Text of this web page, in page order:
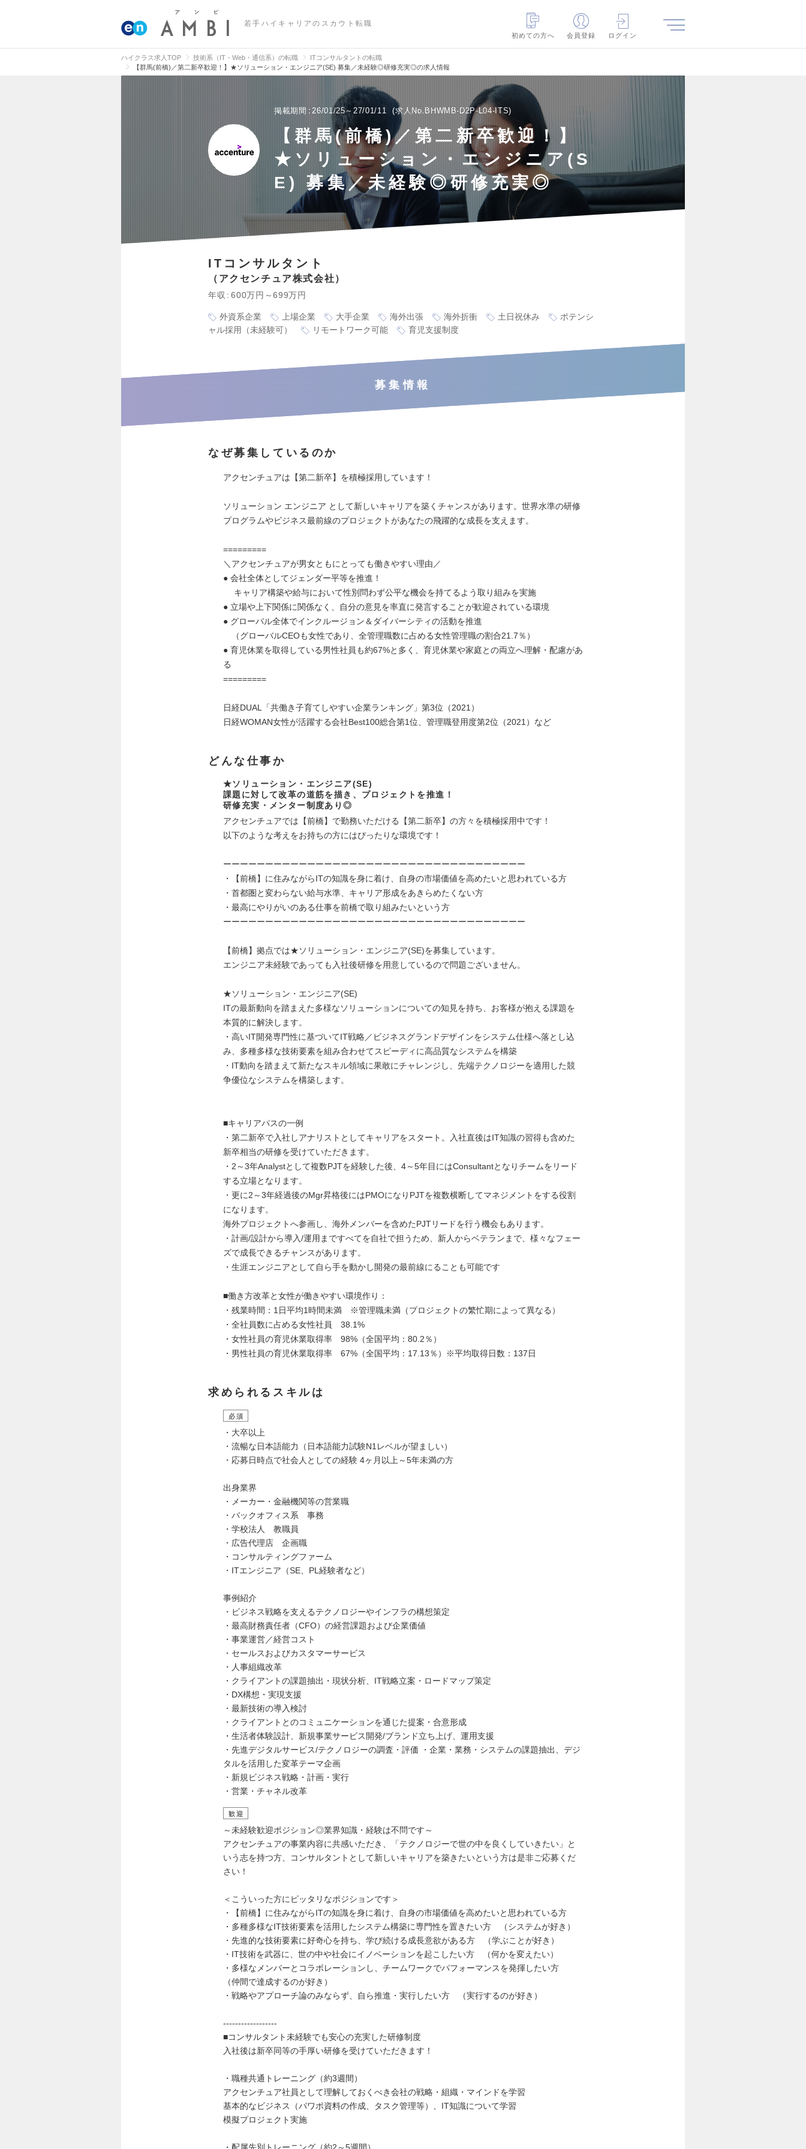
若手ハイキャリアのスカウト転職
初めての方へ
会員登録 ログイン
ハイクラス求人TOP 技術系（IT・Web・通信系）の転職
ITコンサルタントの転職
【群馬(前橋)／第二新卒歓迎！】★ソリューション・エンジニア(SE) 募集／未経験◎研修充実◎の求人情報
掲載期間 26/01/25～27/01/11 求人No.BHWMB-D2P-L04-ITS
【群馬(前橋)／第二新卒歓迎！】
★ソリューション・エンジニア(S
E) 募集／未経験◎研修充実◎
ITコンサルタント
アクセンチュア株式会社
年収 600万円～699万円
外資系企業 上場企業 大手企業 海外出張 海外折衝 土日祝休み
ポテンシ
ャル採用（未経験可）
リモートワーク可能 育児支援制度
募集情報
なぜ募集しているのか
アクセンチュアは【第二新卒】を積極採用しています！
ソリューション エンジニア として新しいキャリアを築くチャンスがあります。世界水準の研修
プログラムやビジネス最前線のプロジェクトがあなたの飛躍的な成長を支えます。
=========
＼アクセンチュアが男女ともにとっても働きやすい理由／
● 会社全体としてジェンダー平等を推進！
キャリア構築や給与において性別問わず公平な機会を持てるよう取り組みを実施
● 立場や上下関係に関係なく、自分の意見を率直に発言することが歓迎されている環境
● グローバル全体でインクルージョン＆ダイバーシティの活動を推進
（グローバルCEOも女性であり、全管理職数に占める女性管理職の割合21.7％）
● 育児休業を取得している男性社員も約67%と多く、育児休業や家庭との両立へ理解・配慮があ
る
=========
日経DUAL「共働き子育てしやすい企業ランキング」第3位（2021）
日経WOMAN女性が活躍する会社Best100総合第1位、管理職登用度第2位（2021）など
どんな仕事か
★ソリューション・エンジニア(SE)
課題に対して改革の道筋を描き、プロジェクトを推進！
研修充実・メンター制度あり◎
アクセンチュアでは【前橋】で勤務いただける【第二新卒】の方々を積極採用中です！
以下のような考えをお持ちの方にはぴったりな環境です！
ーーーーーーーーーーーーーーーーーーーーーーーーーーーーーーーーーーーー
・【前橋】に住みながらITの知識を身に着け、自身の市場価値を高めたいと思われている方
・首都圏と変わらない給与水準、キャリア形成をあきらめたくない方
・最高にやりがいのある仕事を前橋で取り組みたいという方
ーーーーーーーーーーーーーーーーーーーーーーーーーーーーーーーーーーーー
【前橋】拠点では★ソリューション・エンジニア(SE)を募集しています。
エンジニア未経験であっても入社後研修を用意しているので問題ございません。
★ソリューション・エンジニア(SE)
ITの最新動向を踏まえた多様なソリューションについての知見を持ち、お客様が抱える課題を
本質的に解決します。
・高いIT開発専門性に基づいてIT戦略／ビジネスグランドデザインをシステム仕様へ落とし込
み、多種多様な技術要素を組み合わせてスピーディに高品質なシステムを構築
・IT動向を踏まえて新たなスキル領域に果敢にチャレンジし、先端テクノロジーを適用した競
争優位なシステムを構築します。
■キャリアパスの一例
・第二新卒で入社しアナリストとしてキャリアをスタート。入社直後はIT知識の習得も含めた
新卒相当の研修を受けていただきます。
・2～3年Analystとして複数PJTを経験した後、4～5年目にはConsultantとなりチームをリード
する立場となります。
・更に2～3年経過後のMgr昇格後にはPMOになりPJTを複数横断してマネジメントをする役割
になります。
海外プロジェクトへ参画し、海外メンバーを含めたPJTリードを行う機会もあります。
・計画/設計から導入/運用まですべてを自社で担うため、新人からベテランまで、様々なフェー
ズで成長できるチャンスがあります。
・生涯エンジニアとして自ら手を動かし開発の最前線にることも可能です
■働き方改革と女性が働きやすい環境作り：
・残業時間：1日平均1時間未満 ※管理職未満（プロジェクトの繁忙期によって異なる）
・全社員数に占める女性社員 38.1%
・女性社員の育児休業取得率 98%（全国平均：80.2％）
・男性社員の育児休業取得率 67%（全国平均：17.13％）※平均取得日数：137日
求められるスキルは
必須
・大卒以上
・流暢な日本語能力（日本語能力試験N1レベルが望ましい）
・応募日時点で社会人としての経験 4ヶ月以上～5年未満の方
出身業界
・メーカー・金融機関等の営業職
・バックオフィス系 事務
・学校法人 教職員
・広告代理店 企画職
・コンサルティングファーム
・ITエンジニア（SE、PL経験者など）
事例紹介
・ビジネス戦略を支えるテクノロジーやインフラの構想策定
・最高財務責任者（CFO）の経営課題および企業価値
・事業運営／経営コスト
・セールスおよびカスタマーサービス
・人事組織改革
・クライアントの課題抽出・現状分析、IT戦略立案・ロードマップ策定
・DX構想・実現支援
・最新技術の導入検討
・クライアントとのコミュニケーションを通じた提案・合意形成
・生活者体験設計、新規事業サービス開発/ブランド立ち上げ、運用支援
・先進デジタルサービス/テクノロジーの調査・評価 ・企業・業務・システムの課題抽出、デジ
タルを活用した変革テーマ企画
・新規ビジネス戦略・計画・実行
・営業・チャネル改革
歓迎
～未経験歓迎ポジション◎業界知識・経験は不問です～
アクセンチュアの事業内容に共感いただき、「テクノロジーで世の中を良くしていきたい」と
いう志を持つ方、コンサルタントとして新しいキャリアを築きたいという方は是非ご応募くだ
さい！
＜こういった方にピッタリなポジションです＞
・【前橋】に住みながらITの知識を身に着け、自身の市場価値を高めたいと思われている方
・多種多様なIT技術要素を活用したシステム構築に専門性を置きたい方 （システムが好き）
・先進的な技術要素に好奇心を持ち、学び続ける成長意欲がある方 （学ぶことが好き）
・IT技術を武器に、世の中や社会にイノベーションを起こしたい方 （何かを変えたい）
・多様なメンバーとコラボレーションし、チームワークでパフォーマンスを発揮したい方
（仲間で達成するのが好き）
・戦略やアプローチ論のみならず、自ら推進・実行したい方 （実行するのが好き）
------------------
■コンサルタント未経験でも安心の充実した研修制度
入社後は新卒同等の手厚い研修を受けていただきます！
・職種共通トレーニング（約3週間）
アクセンチュア社員として理解しておくべき会社の戦略・組織・マインドを学習
基本的なビジネス（パワポ資料の作成、タスク管理等）、IT知識について学習
模擬プロジェクト実施
・配属先別トレーニング（約2～5週間）